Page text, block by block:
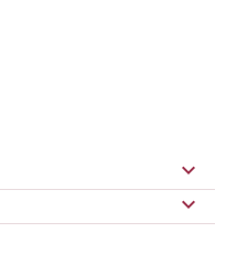

